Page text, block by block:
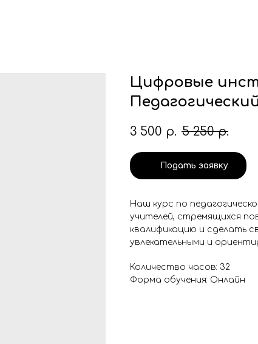
Цифровые
3 500 р. 5 250 р.
Подать заявку
Наш курс по
учителей, стремящихся
квалификацию и сделать
увлекательными и
Количество часов: 32
Форма обучения: Онлайн